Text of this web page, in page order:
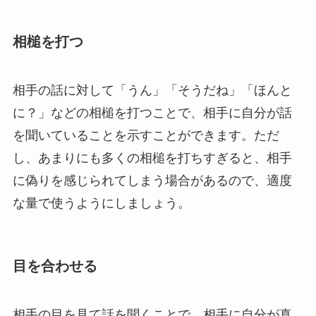
相槌を打つ
相手の話に対して「うん」「そうだね」「ほんと
に？」などの相槌を打つことで、相手に自分が話
を聞いていることを示すことができます。ただ
し、あまりにも多くの相槌を打ちすぎると、相手
に偽りを感じられてしまう場合があるので、適度
な量で使うようにしましょう。
目を合わせる